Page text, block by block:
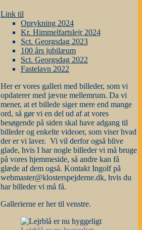
Link til
Oprykning 2024
Kr. Himmelfartslejr 2024
Sct. Georgsdag 2023
100 års jubilæum
Sct. Georgsdag 2022
Fastelavn 2022
Her er vores galleri med billeder, som vi
opdaterer med jævne mellemrum. Da vi
mener, at et billede siger mere end mange
ord, så gør vi en del ud af at vores
besøgende på siden skal have adgang til
billeder og enkelte videoer, som viser hvad
der er vi laver. Vi vil derfor også blive
glade, hvis I har nogle billeder vi må bruge
på vores hjemmeside, så andre kan få
glæde af dem også. Kontakt Ingolf på
webmaster@klosterspejderne.dk, hvis du
har billeder vi må få.
Gallerierne er her til venstre.